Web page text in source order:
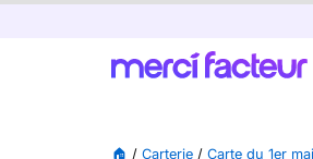
🏠 / Carterie / Carte du 1er mai